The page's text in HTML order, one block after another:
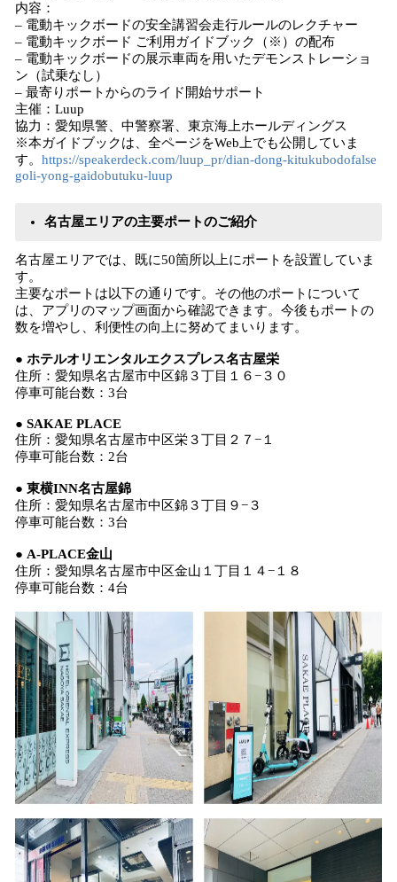
内容：
– 電動キックボードの安全講習会走行ルールのレクチャー
– 電動キックボード ご利用ガイドブック（※）の配布
– 電動キックボードの展示車両を用いたデモンストレーショ
ン（試乗なし）
– 最寄りポートからのライド開始サポート
主催：Luup
協力：愛知県警、中警察署、東京海上ホールディングス
※本ガイドブックは、全ページをWeb上でも公開していま
す。 https://speakerdeck.com/luup_pr/dian-dong-kitukubodofalse
goli-yong-gaidobutuku-luup
名古屋エリアの主要ポートのご紹介
名古屋エリアでは、既に50箇所以上にポートを設置していま
す。
主要なポートは以下の通りです。その他のポートについて
は、アプリのマップ画面から確認できます。今後もポートの
数を増やし、利便性の向上に努めてまいります。
● ホテルオリエンタルエクスプレス名古屋栄
住所：愛知県名古屋市中区錦３丁目１６−３０
停車可能台数：3台
● SAKAE PLACE
住所：愛知県名古屋市中区栄３丁目２７−１
停車可能台数：2台
● 東横INN名古屋錦
住所：愛知県名古屋市中区錦３丁目９−３
停車可能台数：3台
● A-PLACE金山
住所：愛知県名古屋市中区金山１丁目１４−１８
停車可能台数：4台